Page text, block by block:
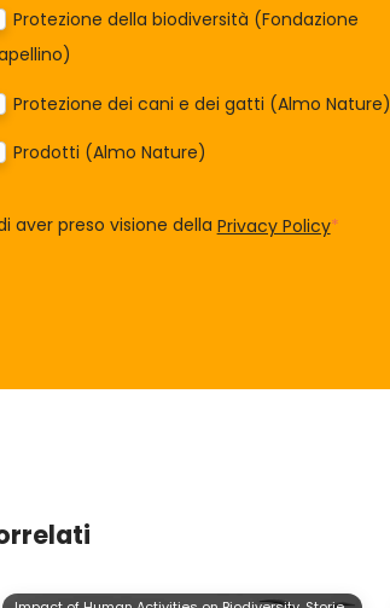
Protezione della biodiversità (Fondazione
Protezione dei cani e dei gatti (Almo Nature)
Prodotti (Almo Nature)
preso visione della Privacy Policy*